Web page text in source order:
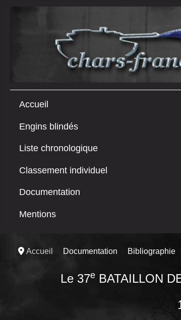
Accueil
Engins blindés
Liste chronologique
Classement individuel
Documentation
Mentions
Accueil Documentation Bibliographie
Le 37e BATAILLON
15 au 16